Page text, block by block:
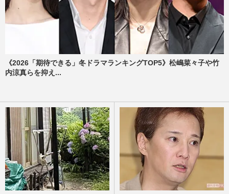
《2026「期待できる」冬ドラマランキングTOP5》松嶋菜々子や竹
内涼真らを抑え...